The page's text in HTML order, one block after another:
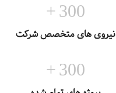
300
+
نیروی های متخصص شرکت
300
+